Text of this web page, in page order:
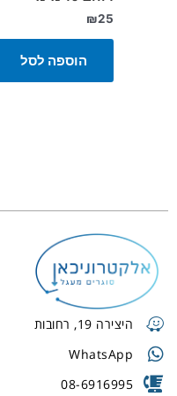
₪25
הוספה לסל
היצירה 19, רחובות
WhatsApp
08-6916995